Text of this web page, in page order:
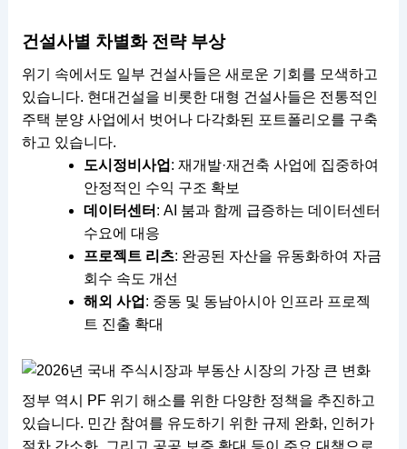
건설사별 차별화 전략 부상
위기 속에서도 일부 건설사들은 새로운 기회를 모색하고
있습니다. 현대건설을 비롯한 대형 건설사들은 전통적인
주택 분양 사업에서 벗어나 다각화된 포트폴리오를 구축
하고 있습니다.
도시정비사업 : 재개발·재건축 사업에 집중하여
안정적인 수익 구조 확보
데이터센터 : AI 붐과 함께 급증하는 데이터센터
수요에 대응
프로젝트 리츠: 완공된 자산을 유동화하여 자금
회수 속도 개선
해외 사업 : 중동 및 동남아시아 인프라 프로젝
트 진출 확대
정부 역시 PF 위기 해소를 위한 다양한 정책을 추진하고
있습니다. 민간 참여를 유도하기 위한 규제 완화, 인허가
절차 간소화, 그리고 공공 보증 확대 등이 주요 대책으로